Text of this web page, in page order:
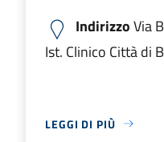
IndirizzoVia
Ist. Clinico Città di
LEGGI DI PIÙ